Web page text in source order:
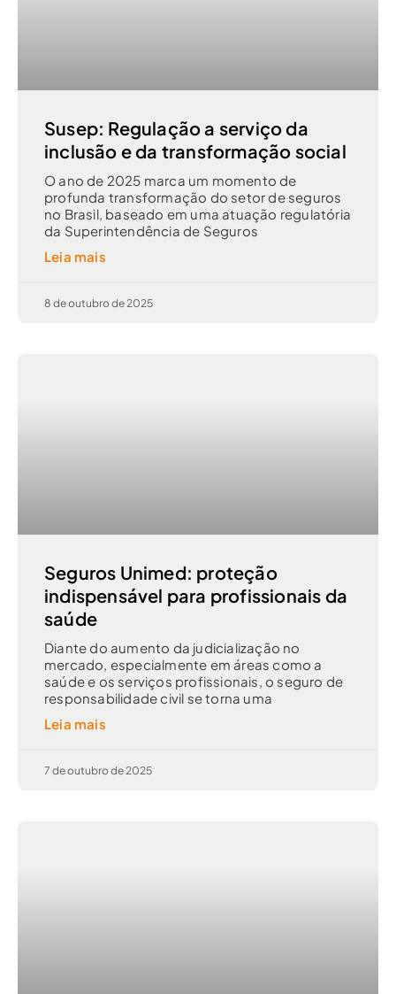
Susep: Regulação a serviço da
inclusão e da transformação social
O ano de 2025 marca um momento de
profunda transformação do setor de seguros
no Brasil, baseado em uma atuação regulatória
da Superintendência de Seguros
Leia mais
8 de outubro de 2025
Seguros Unimed: proteção
indispensável para profissionais da
saúde
Diante do aumento da judicialização no
mercado, especialmente em áreas como a
saúde e os serviços profissionais, o seguro de
responsabilidade civil se torna uma
Leia mais
7 de outubro de 2025